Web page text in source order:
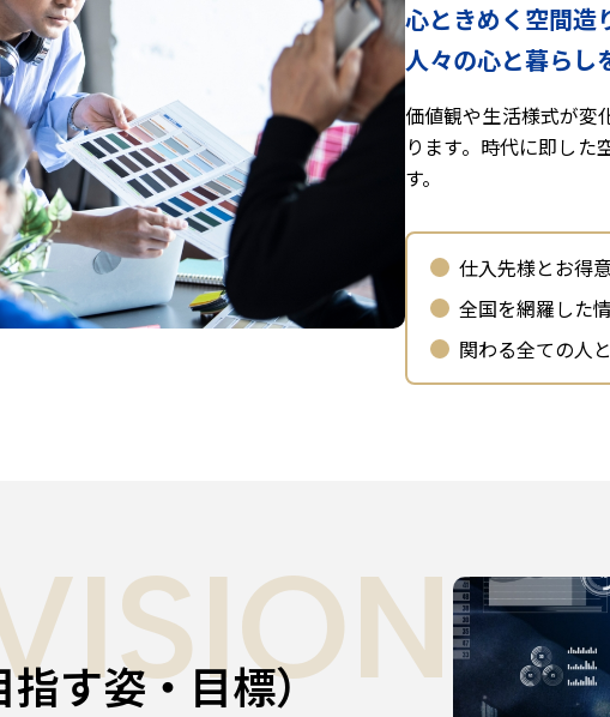
心ときめく空間造
人々の心と暮らし
価値観や生活様式が変
ります。時代に即した
す。
仕入先様とお得
全国を網羅した
関わる全ての人
指す姿・目標）